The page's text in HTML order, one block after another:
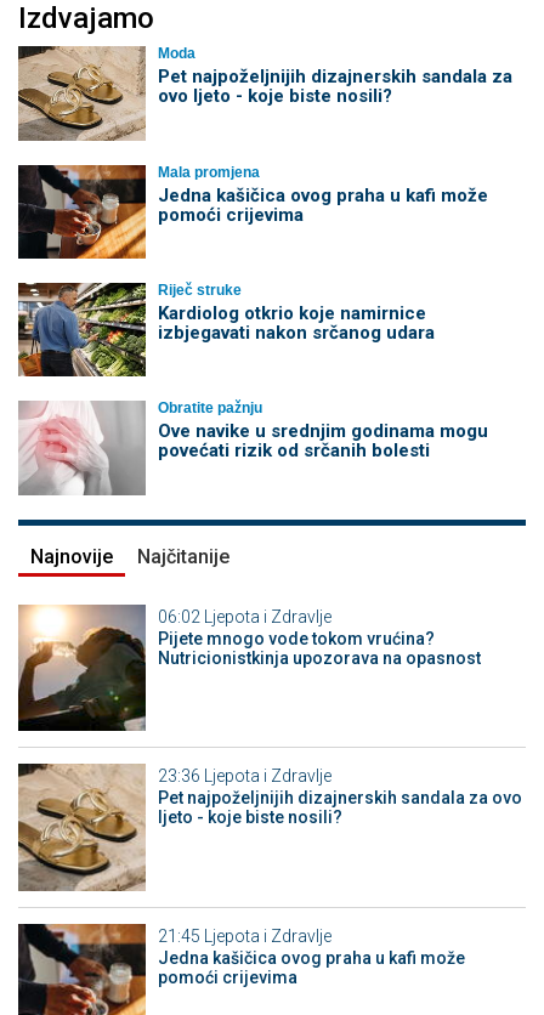
Izdvajamo
Moda
Pet najpoželjnijih dizajnerskih sandala za
ovo ljeto - koje biste nosili?
Mala promjena
Jedna kašičica ovog praha u kafi može
pomoći crijevima
Riječ struke
Kardiolog otkrio koje namirnice
izbjegavati nakon srčanog udara
Obratite pažnju
Ove navike u srednjim godinama mogu
povećati rizik od srčanih bolesti
Najnovije Najčitanije
06:02 Ljepota i Zdravlje
Pijete mnogo vode tokom vrućina?
Nutricionistkinja upozorava na opasnost
23:36
Ljepota i Zdravlje
Pet najpoželjnijih dizajnerskih sandala za ovo
ljeto - koje biste nosili?
21:45 Ljepota i Zdravlje
Jedna kašičica ovog praha u kafi može
pomoći crijevima